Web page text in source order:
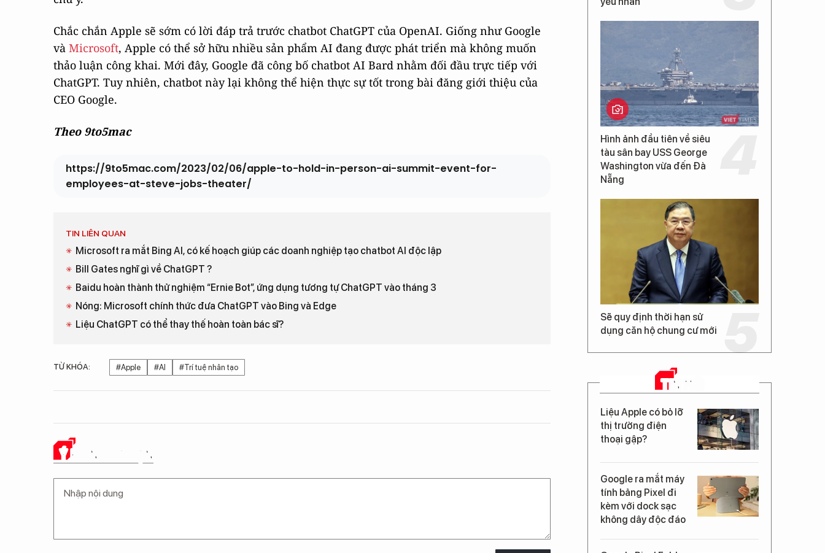
Chắc chắn Apple sẽ sớm có lời đáp trả trước chatbot ChatGPT của OpenAI. Giống như Google
và Microsoft, Apple có thể sở hữu nhiều sản phẩm AI đang được phát triển mà không muốn
thảo luận công khai. Mới đây, Google đã công bố chatbot AI Bard nhằm đối đầu trực tiếp với
ChatGPT. Tuy nhiên, chatbot này lại không thể hiện thực sự tốt trong bài đăng giới thiệu của
CEO Google.
Theo 9to5mac
https://9to5mac.com/2023/02/06/apple-to-hold-in-person-ai-summit-event-for-
employees-at-steve-jobs-theater/
TIN LIÊN QUAN
Microsoft ra mắt Bing AI, có kế hoạch giúp các doanh nghiệp tạo chatbot AI độc lập
Bill Gates nghĩ gì về ChatGPT ?
Baidu hoàn thành thử nghiệm “Ernie Bot”, ứng dụng tương tự ChatGPT vào tháng 3
Nóng: Microsoft chính thức đưa ChatGPT vào Bing và Edge
Liệu ChatGPT có thể thay thế hoàn toàn bác sĩ?
TỪ KHÓA: #Apple #AI #Trí tuệ nhân tạo
Ý KIẾN CỦA BẠN
Hình ảnh đầu tiên về siêu
tàu sân bay USS George
Washington vừa đến Đà
Nẵng
Sẽ quy định thời hạn sử
dụng căn hộ chung cư mới
TIN MỚI
Liệu Apple có bỏ lỡ
thị trường điện
thoại gập?
Google ra mắt máy
tính bảng Pixel đi
kèm với dock sạc
không dây độc đáo